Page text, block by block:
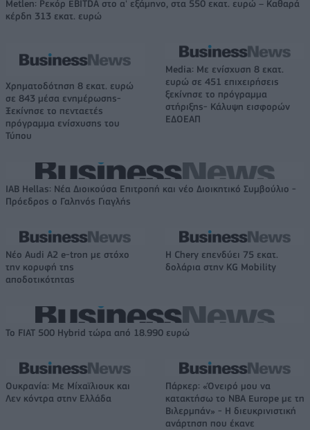
Metlen: Ρεκόρ EBITDA στο α' εξάμηνο, στα 550 εκατ. ευρώ – Καθαρά
κέρδη 313 εκατ. ευρώ
Χρηματοδότηση 8 εκατ. ευρώ
σε 843 μέσα ενημέρωσης-
Ξεκίνησε το πενταετές
πρόγραμμα ενίσχυσης του
Τύπου
Media: Με ενίσχυση 8 εκατ.
ευρώ σε 451 επιχειρήσεις
ξεκίνησε το πρόγραμμα
στήριξης- Κάλυψη εισφορών
ΕΔΟΕΑΠ
IAB Hellas: Νέα Διοικούσα Επιτροπή και νέο Διοικητικό Συμβούλιο -
Πρόεδρος ο Γαληνός Γιαγλής
Νέο Audi A2 e-tron με στόχο
την κορυφή της
αποδοτικότητας
Η Chery επενδύει 75 εκατ.
δολάρια στην KG Mobility
Το FIAT 500 Hybrid τώρα από 18.990 ευρώ
Ουκρανία: Με Μίχαϊλιουκ και
Λεν κόντρα στην Ελλάδα
Πάρκερ: «Όνειρό μου να
κατακτήσω το ΝΒΑ Europe με τη
Βιλερμπάν» - Η διευκρινιστική
ανάρτηση που έκανε